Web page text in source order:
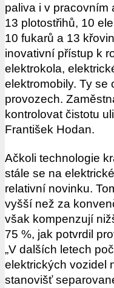
paliva i v pracovním
13 plotostřihů, 10
10 fukarů a 13
inovativní přístup k
elektrokola,
elektromobily. Ty se
provozech.
kontrolovat čistotu
František Hodan.
Ačkoli technologie
stále se na
relativní novinku.
vyšší než za
však kompenzují
75 %, jak potvrdil
„V dalších letech
elektrických vozidel
stanovišť